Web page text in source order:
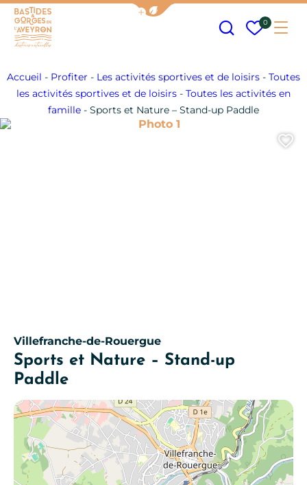
Afficher la barre de navigation
Mes
0
Accueil - Profiter - Les activités sportives et de loisirs - Toutes
les activités sportives et de loisirs - Toutes les activités en
famille - Sports et Nature – Stand-up Paddle
Villefranche-de-Rouergue
Sports et Nature – Stand-up
Paddle
Photo 1